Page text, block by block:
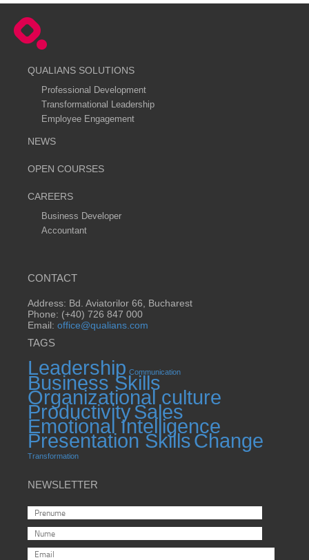
QUALIANS SOLUTIONS
Professional Development
Transformational Leadership
Employee Engagement
NEWS
OPEN COURSES
CAREERS
Business Developer
Accountant
CONTACT
Address: Bd. Aviatorilor 66, Bucharest
Phone: (+40) 726 847 000
Email: office@qualians.com
TAGS
Leadership Communication
Business Skills
Organizational culture
ProductivitySales
Emotional Intelligence
Presentation SkillsChange
Transformation
NEWSLETTER